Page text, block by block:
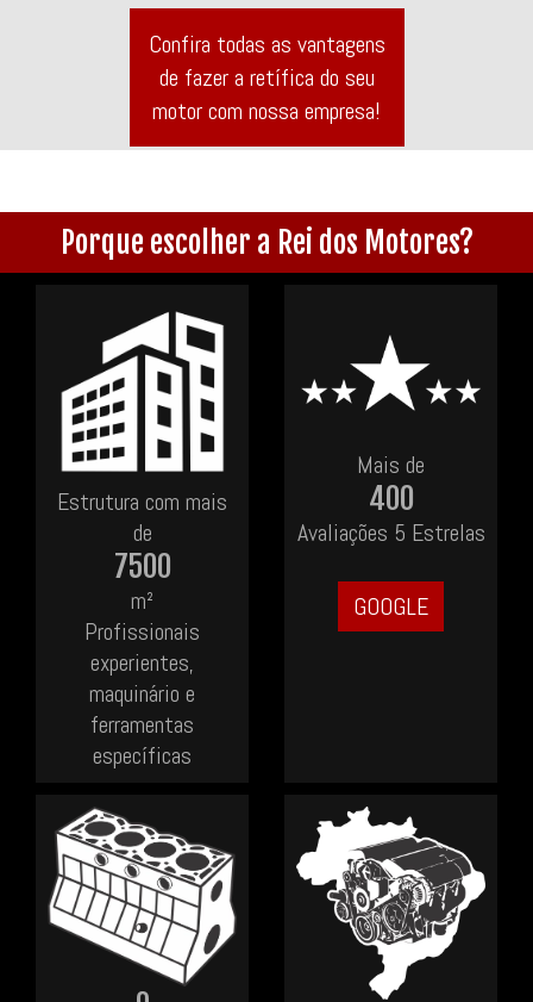
Confira todas as vantagens
de fazer a retífica do seu
motor com nossa empresa!
Porque escolher a Rei dos Motores?
Estrutura com mais
de
7500
m²
Profissionais
experientes,
maquinário e
ferramentas
específicas
Mais de
400
Avaliações 5 Estrelas
GOOGLE